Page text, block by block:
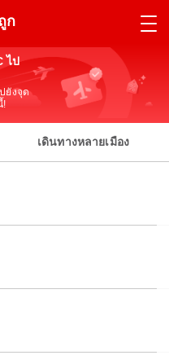
ก
ไป
ยังจุด
!
เดินทางหลายเมือง